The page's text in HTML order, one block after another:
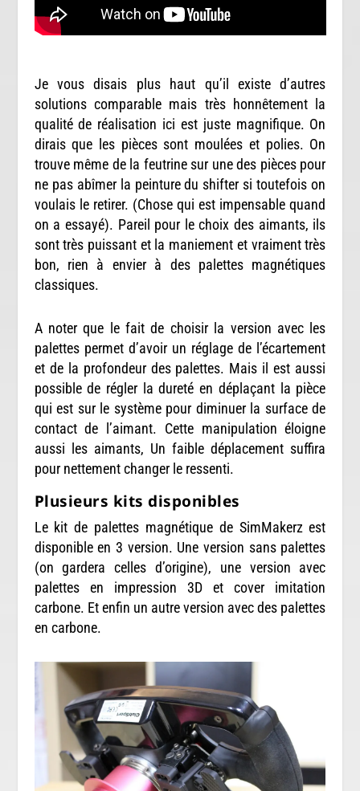
Je vous disais plus haut qu’il existe d’autres
solutions comparable mais très honnêtement la
qualité de réalisation ici est juste magnifique. On
dirais que les pièces sont moulées et polies. On
trouve même de la feutrine sur une des pièces pour
ne pas abîmer la peinture du shifter si toutefois on
voulais le retirer. (Chose qui est impensable quand
on a essayé). Pareil pour le choix des aimants, ils
sont très puissant et la maniement et vraiment très
bon, rien à envier à des palettes magnétiques
classiques.
A noter que le fait de choisir la version avec les
palettes permet d’avoir un réglage de l’écartement
et de la profondeur des palettes. Mais il est aussi
possible de régler la dureté en déplaçant la pièce
qui est sur le système pour diminuer la surface de
contact de l’aimant. Cette manipulation éloigne
aussi les aimants, Un faible déplacement suffira
pour nettement changer le ressenti.
Plusieurs kits disponibles
Le kit de palettes magnétique de SimMakerz est
disponible en 3 version. Une version sans palettes
(on gardera celles d’origine), une version avec
palettes en impression 3D et cover imitation
carbone. Et enfin un autre version avec des palettes
en carbone.